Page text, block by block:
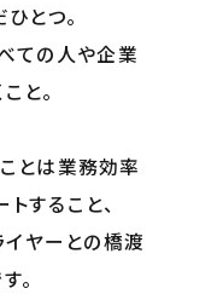
とつ。
ての⼈や企業
と。
とは業務効率
すること、
イヤーとの橋渡
。